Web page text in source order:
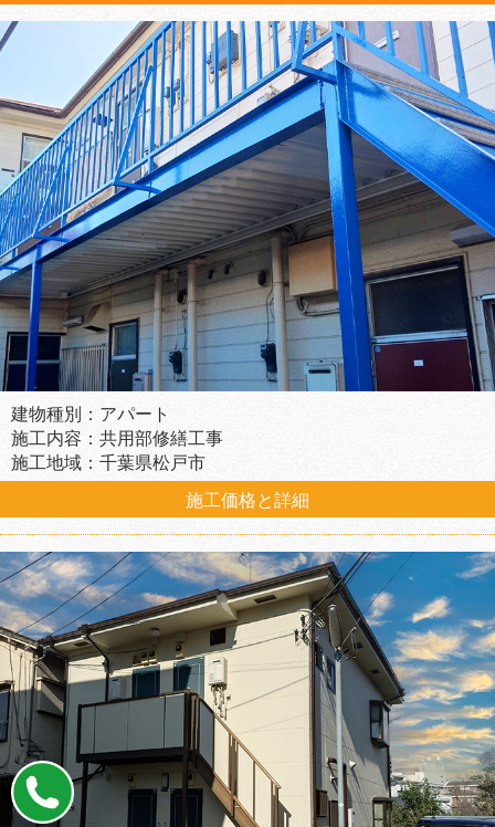
建物種別：アパート
施工内容：共用部修繕工事
施工地域：千葉県松戸市
施工価格と詳細